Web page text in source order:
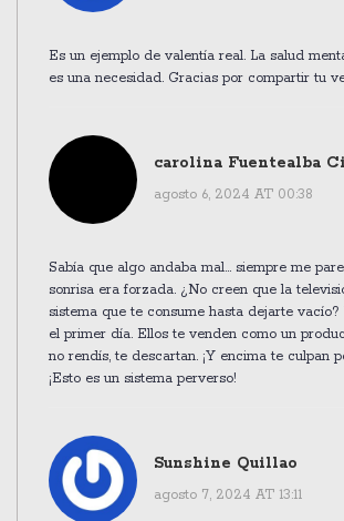
Es un ejemplo de valentía real. La salud
es una necesidad. Gracias por compartir tu
carolina Fuentealba
agosto 6, 2024 AT 00:38
Sabía que algo andaba mal... siempre me
sonrisa era forzada. ¿No creen que la
sistema que te consume hasta dejarte
el primer día. Ellos te venden como un
no rendís, te descartan. ¡Y encima te culpan
¡Esto es un sistema perverso!
Sunshine Quillao
agosto 7, 2024 AT 13:11